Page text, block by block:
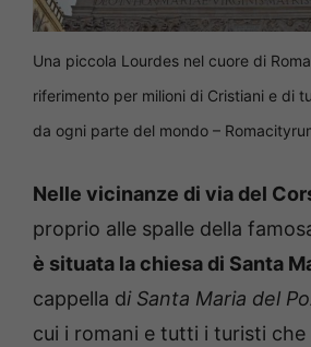
Una piccola Lourdes nel cuore di
riferimento per milioni di Cristiani e di
da ogni parte del mondo –
Nelle vicinanze di via del
proprio alle spalle della
è situata la chiesa di Santa
cappella di Santa Maria del
cui i romani e tutti i turisti che